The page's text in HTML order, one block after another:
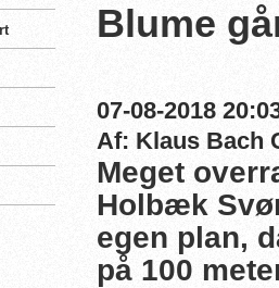
Blume
07-08-2018
Af: Klaus Bach
Meget
Holbæk
egen plan,
på 100